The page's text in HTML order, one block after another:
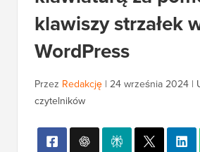
klawiszy strzałek
WordPress
Przez Redakcję | 24 września 2024 |
czytelników